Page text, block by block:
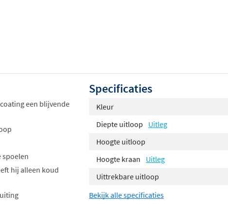
een blijvende
spoelen
hij alleen koud
Specificaties
Kleur
Diepte uitloop
Uitleg
Hoogte uitloop
Hoogte kraan
Uitleg
Uittrekbare uitloop
Bekijk alle specificaties